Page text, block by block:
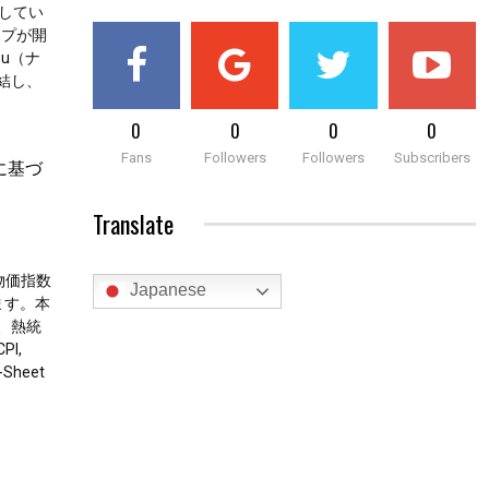
てい
が開
（ナ
、
基づ
価指数
す。本
熱統
Sheet
0
Fans
0
Followers
0
Followers
0
Subscribers
Translate
Japanese